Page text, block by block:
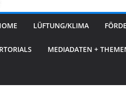
LÜFTUNG/KLIMA
MEDIADATEN +